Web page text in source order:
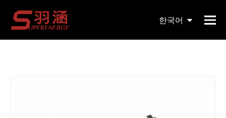
한국어
현재 위치: 홈페이지
적층 코어 Ei28 전력 변압기